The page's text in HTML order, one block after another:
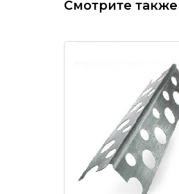
Смотрите также